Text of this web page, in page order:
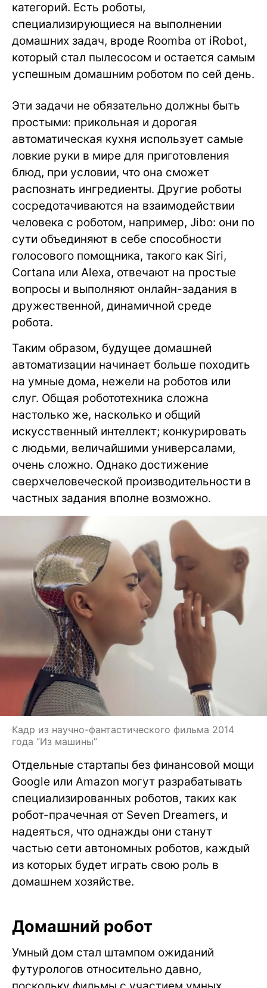
категорий. Есть роботы,
специализирующиеся на выполнении
домашних задач, вроде Roomba от iRobot,
который стал пылесосом и остается самым
успешным домашним роботом по сей день.
Эти задачи не обязательно должны быть
простыми: прикольная и дорогая
автоматическая кухня использует самые
ловкие руки в мире для приготовления
блюд, при условии, что она сможет
распознать ингредиенты. Другие роботы
сосредотачиваются на взаимодействии
человека с роботом, например, Jibo: они по
сути объединяют в себе способности
голосового помощника, такого как Siri,
Cortana или Alexa, отвечают на простые
вопросы и выполняют онлайн-задания в
дружественной, динамичной среде
робота.
Таким образом, будущее домашней
автоматизации начинает больше походить
на умные дома, нежели на роботов или
слуг. Общая робототехника сложна
настолько же, насколько и общий
искусственный интеллект; конкурировать
с людьми, величайшими универсалами,
очень сложно. Однако достижение
сверхчеловеческой производительности в
частных задания вполне возможно.
Кадр из научно-фантастического фильма 2014
года “Из машины”
Отдельные стартапы без финансовой мощи
Google или Amazon могут разрабатывать
специализированных роботов, таких как
робот-прачечная от Seven Dreamers, и
надеяться, что однажды они станут
частью сети автономных роботов, каждый
из которых будет играть свою роль в
домашнем хозяйстве.
Домашний робот
Умный дом стал штампом ожиданий
футурологов относительно давно,